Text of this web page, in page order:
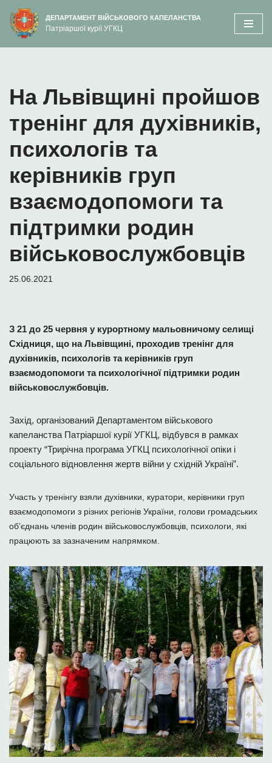
вмісту
Перейти
до
ДЕПАРТАМЕНТ ВІЙСЬКОВОГО КАПЕЛАНСТВА
Патріаршої курії УГКЦ
На Львівщині пройшов
тренінг для духівників,
психологів та
керівників груп
взаємодопомоги та
підтримки родин
військовослужбовців
25.06.2021
З 21 до 25 червня у курортному мальовничому селищі
Східниця, що на Львівщині, проходив тренінг для
духівників, психологів та керівників груп
взаємодопомоги та психологічної підтримки родин
військовослужбовців.
Захід, організований Департаментом військового
капеланства Патріаршої курії УГКЦ, відбувся в рамках
проекту “Трирічна програма УГКЦ психологічної опіки і
соціального відновлення жертв війни у східній Україні”.
Участь у тренінгу взяли духівники, куратори, керівники груп
взаємодопомоги з різних регіонів України, голови громадських
об’єднань членів родин військовослужбовців, психологи, які
працюють за зазначеним напрямком.